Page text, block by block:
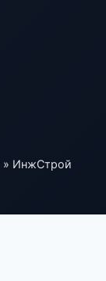
» ИнжСтрой